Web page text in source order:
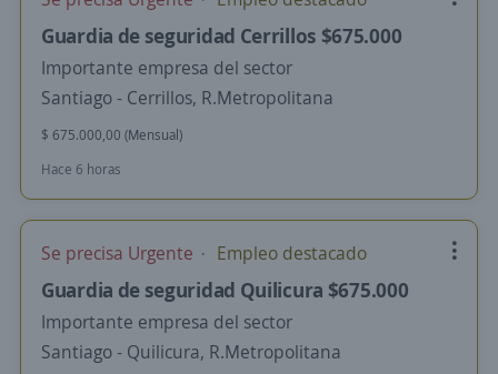
Guardia de seguridad Cerrillos $675.000
Importante empresa del sector
Santiago - Cerrillos, R.Metropolitana
$ 675.000,00 (Mensual)
Hace 6 horas
Se precisa Urgente Empleo destacado
Guardia de seguridad Quilicura $675.000
Importante empresa del sector
Santiago - Quilicura, R.Metropolitana